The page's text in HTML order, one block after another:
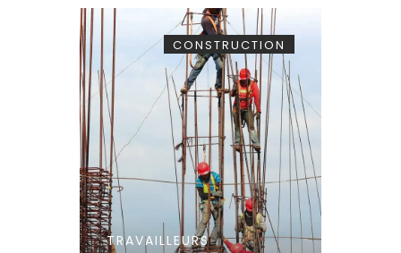
TRAVAILLEURS
CONSTRUCTION